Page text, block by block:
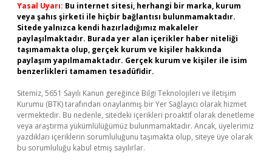
Yasal Uyarı: Bu internet sitesi, herhangi bir marka, kurum
veya şahıs şirketi ile hiçbir bağlantısı bulunmamaktadır.
Sitede yalnızca kendi hazırladığımız makaleler
paylaşılmaktadır. Burada yer alan içerikler haber niteliği
taşımamakta olup, gerçek kurum ve kişiler hakkında
paylaşım yapılmamaktadır. Gerçek kurum ve kişiler ile isim
benzerlikleri tamamen tesadüfidir.
Sitemiz, 5651 Sayılı Kanun gereğince Bilgi Teknolojileri ve İletişim
Kurumu (BTK) tarafından onaylanmış bir Yer Sağlayıcı olarak hizmet
vermektedir. Bu nedenle, sitedeki içerikleri proaktif olarak denetleme
veya araştırma yükümlülüğümüz bulunmamaktadır. Ancak, üyelerimiz
yazdıkları içeriklerin sorumluluğunu taşımakta olup, siteye üye olarak
bu sorumluluğu kabul etmiş sayılırlar.